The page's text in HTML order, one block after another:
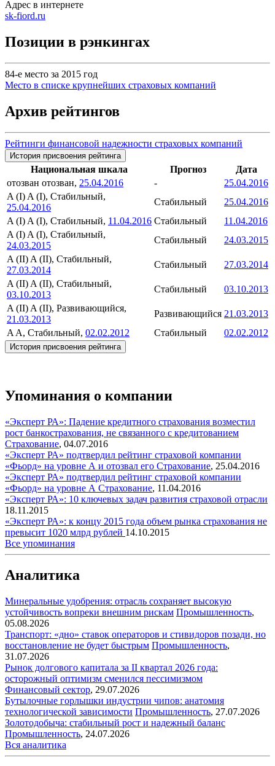
Адрес в интернете
sk-fiord.ru
Позиции в рэнкингах
84-е место за 2015 год
Место в списке крупнейших страховых компаний
Архив рейтингов
Рейтинги финансовой надежности страховых компаний
История присвоения рейтинга
Национальная шкала Прогноз
Дата
отозван отозван, 25.04.2016 -
25.04.2016
A (I) A (I), Стабильный,
25.04.2016
Стабильный
25.04.2016
A (I) A (I), Стабильный, 11.04.2016 Стабильный
11.04.2016
A (I) A (I), Стабильный,
24.03.2015
Стабильный
24.03.2015
A (II) A (II), Стабильный,
27.03.2014
Стабильный
27.03.2014
A (II) A (II), Стабильный,
03.10.2013
Стабильный
03.10.2013
A (II) A (II), Развивающийся,
21.03.2013
Развивающийся 21.03.2013
A A, Стабильный, 02.02.2012 Стабильный 02.02.2012
История присвоения рейтинга
Упоминания о компании
«Эксперт РА»: Падение кредитного страхования возместил
рост банкострахования, не связанного с кредитованием
Страхование, 04.07.2016
«Эксперт РА» подтвердил рейтинг страховой компании
«Фьорд» на уровне А и отозвал его Страхование, 25.04.2016
«Эксперт РА» подтвердил рейтинг страховой компании
«Фьорд» на уровне А Страхование, 11.04.2016
«Эксперт РА»: 10 ключевых задач развития страховой отрасли
18.11.2015
«Эксперт РА»: к концу 2015 года объем рынка страхования не
превысит 1020 млрд рублей 14.10.2015
Все упоминания
Аналитика
Минеральные удобрения: отрасль сохраняет высокую
устойчивость вопреки внешним рискам Промышленность,
05.08.2026
Транспорт: «дно» ставок операторов и стивидоров позади, но
восстановление не будет быстрым Промышленность,
31.07.2026
Рынок долгового капитала за II квартал 2026 года:
осторожный оптимизм сменился пессимизмом
Финансовый сектор, 29.07.2026
Бутылочные горлышки индустрии чипов: анатомия
технологической зависимости Промышленность, 27.07.2026
Золотодобыча: стабильный рост и надежный баланс
Промышленность, 24.07.2026
Вся аналитика